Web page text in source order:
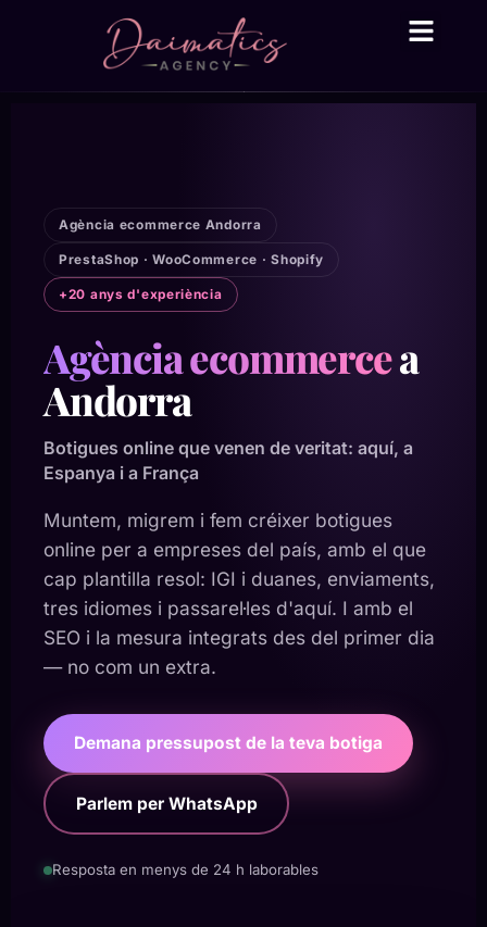
Agència ecommerce Andorra
PrestaShop · WooCommerce · Shopify
+20 anys d'experiència
Agència ecommercea
Andorra
Botigues online que venen de veritat: aquí, a
Espanya i a França
Muntem, migrem i fem créixer botigues
online per a empreses del país, amb el que
cap plantilla resol: IGI i duanes, enviaments,
tres idiomes i passarel·les d'aquí. I amb el
SEO i la mesura integrats des del primer dia
— no com un extra.
Demana pressupost de la teva botiga
Parlem per WhatsApp
Resposta en menys de 24 h laborables
Daima Business AI
● En línia